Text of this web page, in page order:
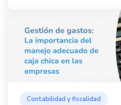
Contabilidad y fiscalidad